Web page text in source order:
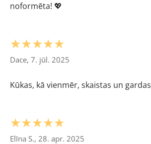
noformēta! 💖
★★★★★
Dace, 7. jūl. 2025
Kūkas, kā vienmēr, skaistas un gardas
★★★★★
Elīna S., 28. apr. 2025